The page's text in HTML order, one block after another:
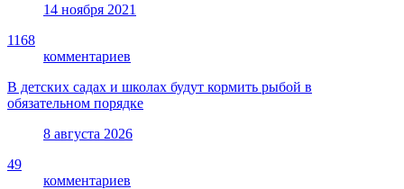
14 ноября 2021
1168
комментариев
В детских садах и школах будут кормить рыбой в
обязательном порядке
8 августа 2026
49
комментариев